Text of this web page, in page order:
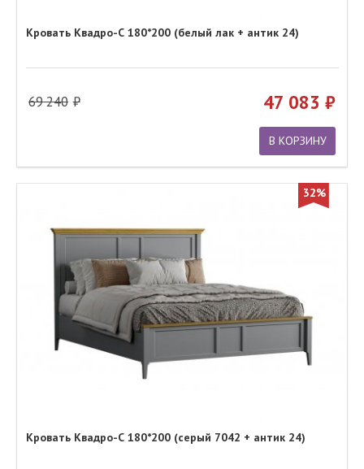
Кровать Квадро-С 180*200 (белый лак + антик 24)
69 240 47 083
В КОРЗИНУ
32%
Кровать Квадро-С 180*200 (серый 7042 + антик 24)